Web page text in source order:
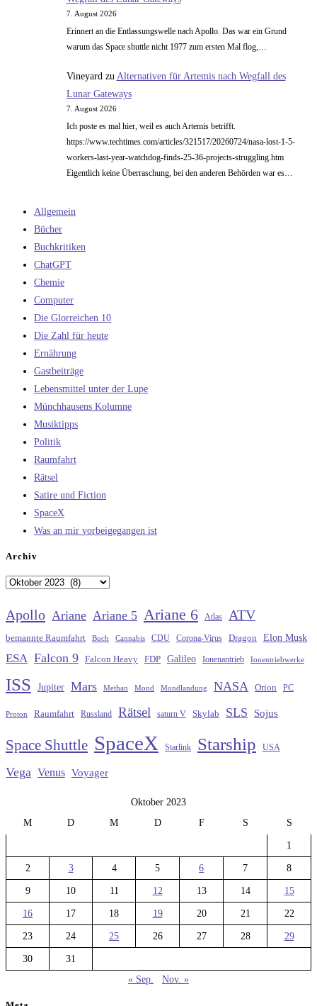
7. August 2026
Erinnert an die Entlassungswelle nach Apollo. Das war ein Grund
warum das Space shuttle nicht 1977 zum ersten Mal flog,…
Vineyard zu Alternativen für Artemis nach Wegfall des
Lunar Gateways
7. August 2026
Ich poste es mal hier, weil es auch Artemis betrifft.
https://www.techtimes.com/articles/321517/20260724/nasa-lost-1-5-
workers-last-year-watchdog-finds-25-36-projects-struggling.htm
Eigentlich keine Überraschung, bei den anderen Behörden war es…
Allgemein
Bücher
Buchkritiken
ChatGPT
Chemie
Computer
Die Glorreichen 10
Die Zahl für heute
Ernährung
Gastbeiträge
Lebensmittel unter der Lupe
Münchhausens Kolumne
Musiktipps
Politik
Raumfahrt
Rätsel
Satire und Fiction
SpaceX
Was an mir vorbeigegangen ist
Archiv
Archiv
Apollo Ariane Ariane 5 Ariane 6 Atlas ATV
bemannte Raumfahrt Buch Cannabis CDU Corona-Virus Dragon Elon Musk
ESA Falcon 9 Falcon Heavy FDP Galileo Ionenantrieb Ionentriebwerke
ISS Jupiter Mars Methan Mond Mondlandung NASA Orion PC
Proton Raumfahrt Russland Rätsel saturn V Skylab SLS Sojus
Space Shuttle SpaceX Starlink Starship USA
Vega Venus Voyager
Oktober 2023
M
D M D F S S
1
2 3 4 5 6 7 8
9 10 11 12 13 14 15
16 17 18 19 20 21 22
23 24 25 26 27 28 29
30
31
« Sep.
Nov. »